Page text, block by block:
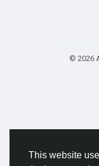
This website
© 2026